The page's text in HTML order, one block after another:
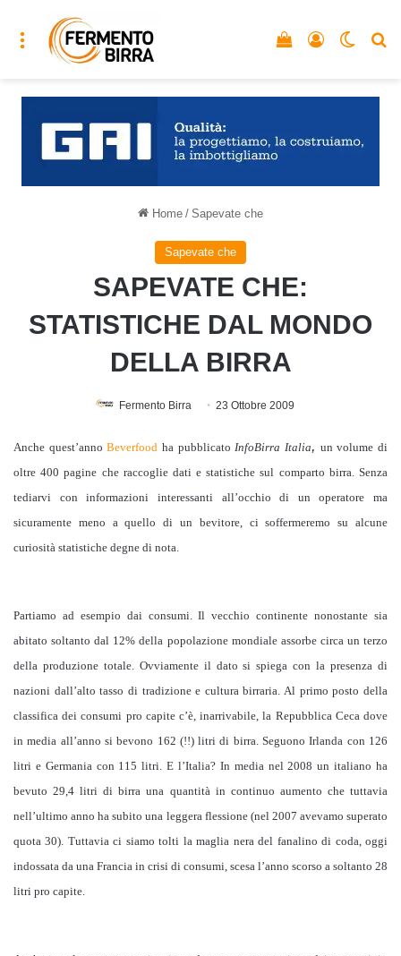
Menu Accedi
Vedi il carrello
Home / Sapevate che
Sapevate che
SAPEVATE CHE:
STATISTICHE DAL MONDO
DELLA BIRRA
Fermento Birra 23 Ottobre 2009
Anche quest’annoBeverfood ha pubblicatoInfoBirra Italia, un volume di
oltre 400 pagine che raccoglie dati e statistiche sul comparto birra. Senza
tediarvi con informazioni interessanti all’occhio di un operatore ma
sicuramente meno a quello di un bevitore, ci soffermeremo su alcune
curiosità statistiche degne di nota.
Partiamo ad esempio dai consumi. Il vecchio continente nonostante sia
abitato soltanto dal 12% della popolazione mondiale assorbe circa un terzo
della produzione totale. Ovviamente il dato si spiega con la presenza di
nazioni dall’alto tasso di tradizione e cultura birraria. Al primo posto della
classifica dei consumi pro capite c’è, inarrivabile, la Repubblica Ceca dove
in media all’anno si bevono 162 (!!) litri di birra. Seguono Irlanda con 126
litri e Germania con 115 litri. E l’Italia? In media nel 2008 un italiano ha
bevuto 29,4litri di birra una quantità in continuo aumento che tuttavia
nell’ultimo anno ha subito una leggera flessione (nel 2007 avevamo superato
quota 30). Tuttavia ci siamo tolti la maglia nera del fanalino di coda, oggi
indossata da una Francia in crisi di consumi, scesa l’anno scorso a soltanto 28
litri pro capite.